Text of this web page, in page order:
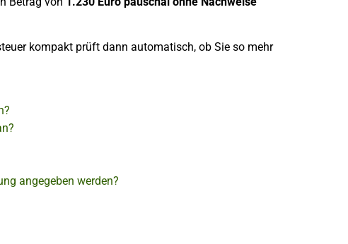
kompakt prüft dann automatisch, ob Sie so mehr
angegeben werden?